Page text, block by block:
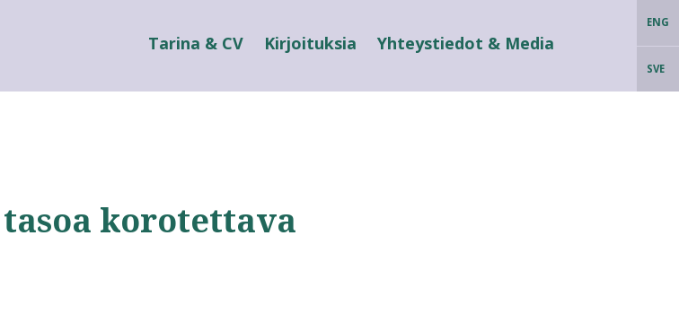
ENG
SVE
Tarina & CV Kirjoituksia Yhteystiedot & Media
korotettava